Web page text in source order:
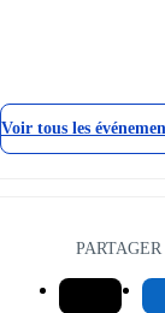
Voir tous les